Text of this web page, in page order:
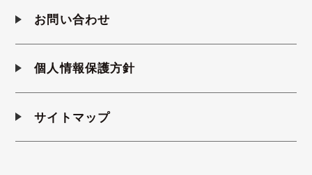
お問い合わせ
個人情報保護方針
サイトマップ